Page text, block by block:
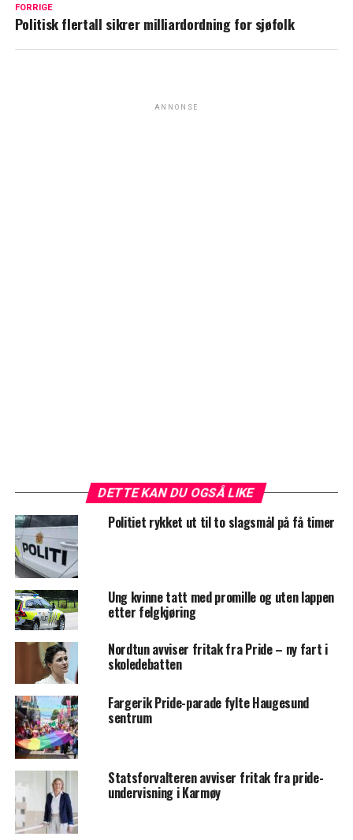
FORRIGE
Politisk flertall sikrer milliardordning for sjøfolk
ANNONSE
DETTE KAN DU OGSÅ LIKE
Politiet rykket ut til to slagsmål på få timer
Ung kvinne tatt med promille og uten lappen
etter felgkjøring
Nordtun avviser fritak fra Pride – ny fart i
skoledebatten
Fargerik Pride-parade fylte Haugesund
sentrum
Statsforvalteren avviser fritak fra pride-
undervisning i Karmøy